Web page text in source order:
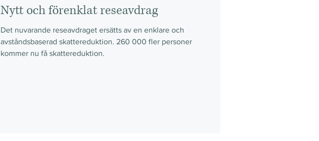
Nytt och förenklat reseavdrag
Det nuvarande reseavdraget ersätts av en enklare och
avståndsbaserad skattereduktion. 260 000 fler personer
kommer nu få skattereduktion.